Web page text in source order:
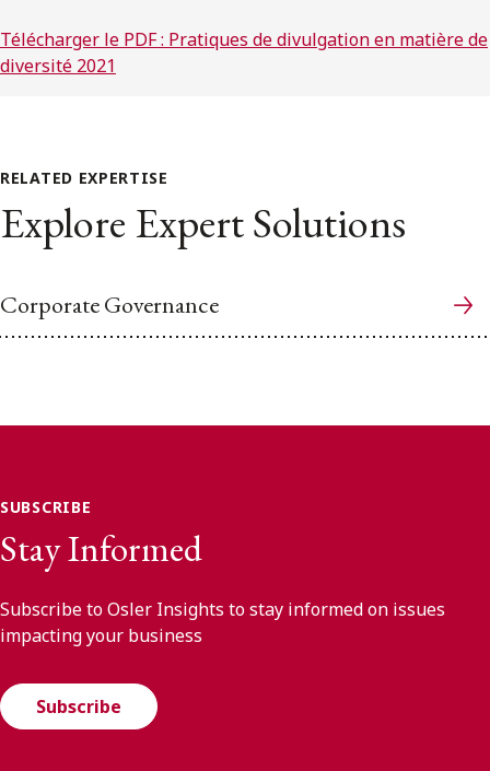
Télécharger le PDF : Pratiques de divulgation en matière de
diversité 2021
RELATED EXPERTISE
Explore Expert Solutions
Corporate Governance
SUBSCRIBE
Stay Informed
Subscribe to Osler Insights to stay informed on issues
impacting your business
Subscribe